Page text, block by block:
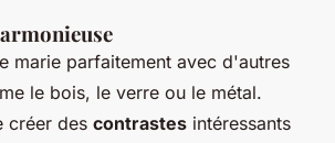
marie parfaitement avec d'autres
le bois, le verre ou le métal.
créer des contrastes intéressants